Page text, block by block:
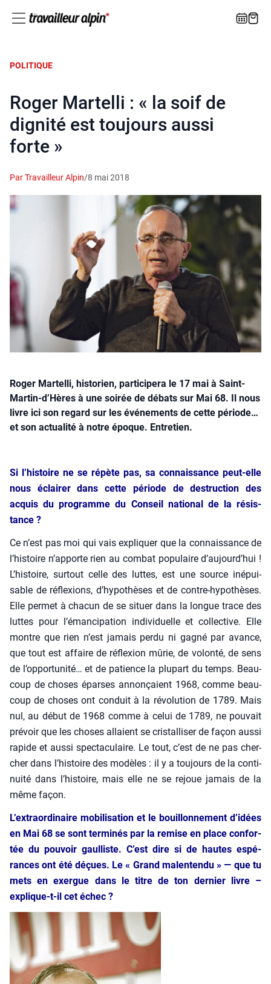
POLITIQUE
Roger Martelli : « la soif de
dignité est toujours aussi
forte »
Par Travailleur Alpin/8 mai 2018
Roger Martelli, historien, participera le 17 mai à Saint-
Martin-d’Hères à une soirée de débats sur Mai 68. Il nous
livre ici son regard sur les événements de cette période…
et son actualité à notre époque. Entretien.
Si l’his­toire ne se répète pas, sa connais­sance peut-elle
nous éclai­rer dans cette période de des­truc­tion des
acquis du pro­gramme du Conseil natio­nal de la résis­
tance ?
Ce n’est pas moi qui vais expli­quer que la connais­sance de
l’histoire n’apporte rien au com­bat popu­laire d’aujourd’hui !
L’histoire, sur­tout celle des luttes, est une source inépui­
sable de réflexions, d’hypothèses et de contre-hypo­thèses.
Elle per­met à cha­cun de se situer dans la longue trace des
luttes pour l’émancipation indi­vi­duelle et col­lec­tive. Elle
montre que rien n’est jamais per­du ni gagné par avance,
que tout est affaire de réflexion mûrie, de volon­té, de sens
de l’opportunité… et de patience la plu­part du temps. Beau­
coup de choses éparses annon­çaient 1968, comme beau­
coup de choses ont conduit à la révo­lu­tion de 1789. Mais
nul, au début de 1968 comme à celui de 1789, ne pou­vait
pré­voir que les choses allaient se cris­tal­li­ser de façon aus­si
rapide et aus­si spec­ta­cu­laire. Le tout, c’est de ne pas cher­
cher dans l’histoire des modèles : il y a tou­jours de la conti­
nui­té dans l’histoire, mais elle ne se rejoue jamais de la
même façon.
L’extraordinaire mobi­li­sa­tion et le bouillon­ne­ment d’idées
en Mai 68 se sont ter­mi­nés par la remise en place confor­
tée du pou­voir gaul­liste. C’est dire si de hautes espé­
rances ont été déçues. Le « Grand mal­en­ten­du » — que tu
mets en exergue dans le titre de ton der­nier livre –
explique-t-il cet échec ?